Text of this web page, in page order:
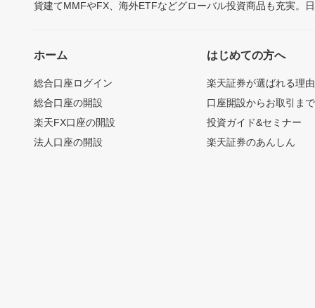
貨建てMMFやFX、海外ETFなどグローバル投資商品も充実。
ホーム
総合口座ログイン
総合口座の開設
楽天FX口座の開設
法人口座の開設
はじめての方へ
楽天証券が選ばれる理由
口座開設からお取引ま
投資ガイド&セミナー
楽天証券のあんしん